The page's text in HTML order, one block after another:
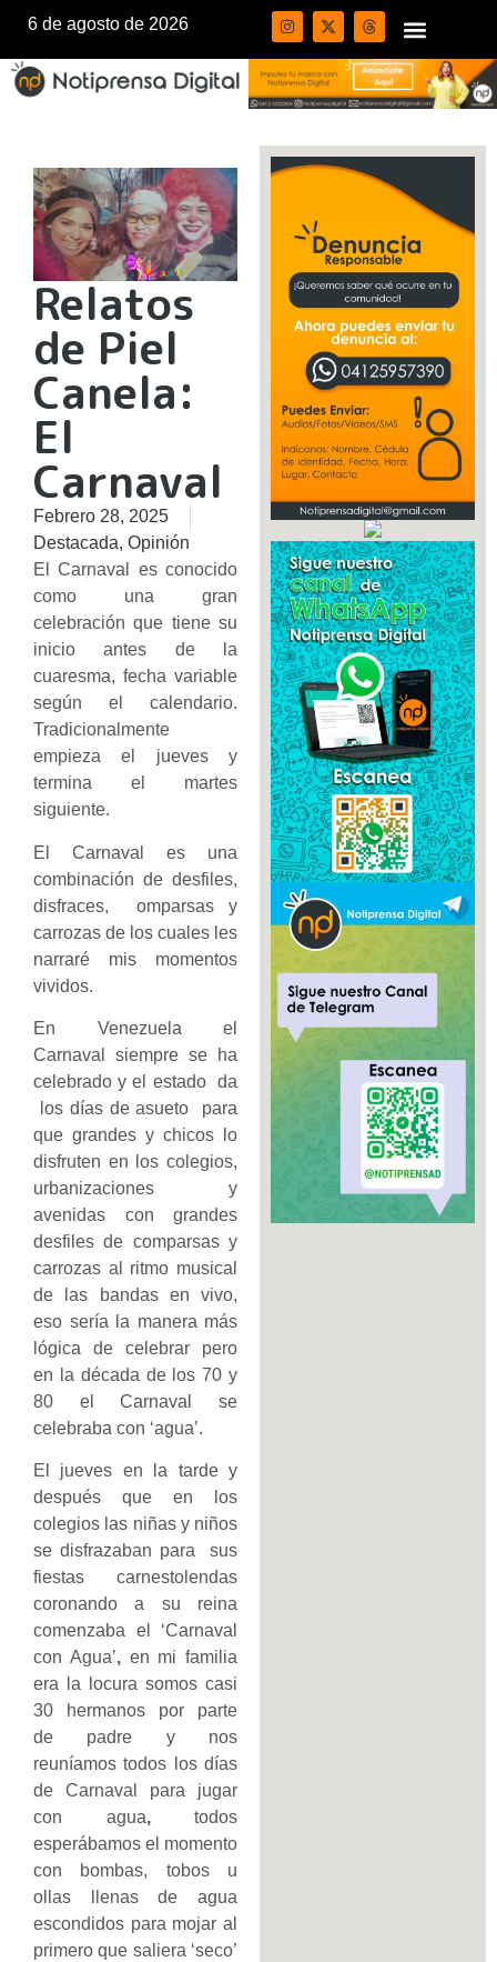
6 de agosto de 2026
Relatos
de Piel
Canela:
El
Carnaval
Febrero 28, 2025
Destacada, Opinión
El Carnaval es conocido
como una gran
celebración que tiene su
inicio antes de la
cuaresma, fecha variable
según el calendario.
Tradicionalmente
empieza el jueves y
termina el martes
siguiente.
El Carnaval es una
combinación de desfiles,
disfraces, omparsas y
carrozas de los cuales les
narraré mis momentos
vividos.
En Venezuela el
Carnaval siempre se ha
celebrado y el estado da
los días de asueto para
que grandes y chicos lo
disfruten en los colegios,
urbanizaciones y
avenidas con grandes
desfiles de comparsas y
carrozas al ritmo musical
de las bandas en vivo,
eso sería la manera más
lógica de celebrar pero
en la década de los 70 y
80 el Carnaval se
celebraba con ‘agua’.
El jueves en la tarde y
después que en los
colegios las niñas y niños
se disfrazaban para sus
fiestas carnestolendas
coronando a su reina
comenzaba el ‘Carnaval
con Agua’, en mi familia
era la locura somos casi
30 hermanos por parte
de padre y nos
reuníamos todos los días
de Carnaval para jugar
con agua, todos
esperábamos el momento
con bombas, tobos u
ollas llenas de agua
escondidos para mojar al
primero que saliera ‘seco’